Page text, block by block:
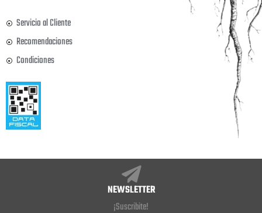
Servicio al Cliente
Recomendaciones
Condiciones
NEWSLETTER
¡Suscribite!